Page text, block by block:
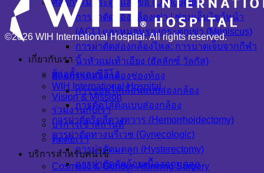
ศัลยกรรมกระดูกและข้อ (Orthopedic)
การผ่าตัดส่องกล้องเข่า | ซ่อมเอ็นไขว้หน้า
(ACL) และหมอนรองกระดูกเข่า (Meniscus)
การผ่าตัดส่องกล้องไหล่: การบาดเจ็บจากกีฬา
นิ้วหัวแม่เท้าเอียง (ฮัลลักซ์ วัลกัส)
ศัลยกรรมส่องกล้องช่องท้อง
การซ่อมไส้เลื่อนแบบส่องกล้อง
การตัดไส้ติ่งแบบส่องกล้อง
การผ่าตัดริดสีดวงทวาร (Hemorrhoidectomy)
การผ่าตัดทางนรีเวช (Gynecologic)
การผ่าตัดมดลูก (Hysterectomy)
การผ่าตัดตัดก้อนเนื้องอกมดลูก
©2026 WIH International Hospital. All rights reserved.
เกี่ยวกับเรา
ผู้ก่อตั้งและซีอีโอ
WIH International Hospital
Vision & Mission
ร่วมงานกับเรา
บริการเช่าสถานที่
ติดต่อเรา
บริการสำหรับคนไข้
Cosmetic & Gender-Affirming Surgery